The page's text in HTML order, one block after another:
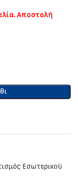
Αποστολή
Εσωτερικού